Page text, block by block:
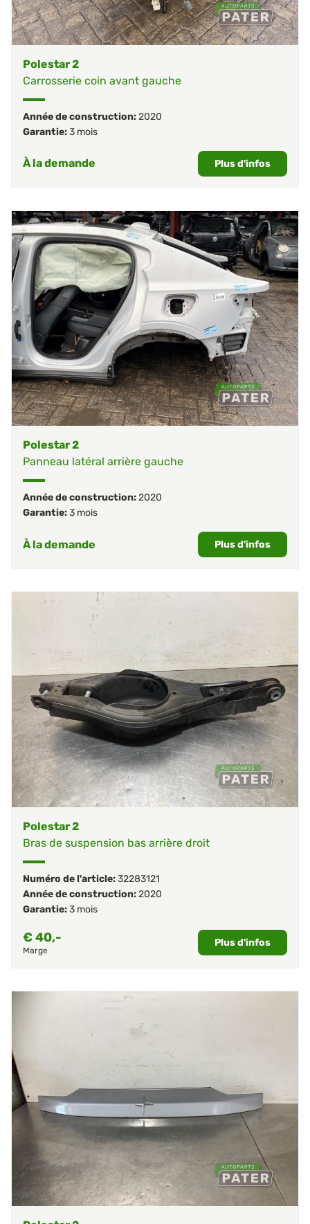
Polestar 2
Carrosserie coin avant gauche
Année de construction:2020
Garantie:3 mois
À la demande Plus d'infos
Polestar 2
Panneau latéral arrière gauche
Année de construction:2020
Garantie:3 mois
À la demande Plus d'infos
Polestar 2
Bras de suspension bas arrière droit
Numéro de l'article:32283121
Année de construction:2020
Garantie:3 mois
€40,-
Marge
Plus d'infos